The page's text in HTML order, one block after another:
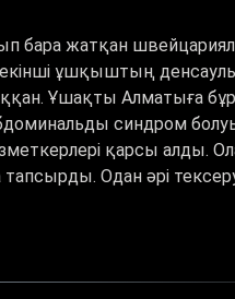
бара жатқан
ұшқыштың
Ұшақты Алматыға
синдром
қарсы алды.
Одан әрі тексеру